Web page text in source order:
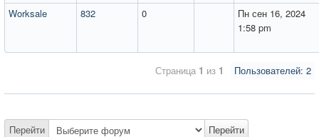
Worksale 832 0
Пн сен 16, 2024
1:58 pm
Пользователей: 2
Страница 1 из 1
Перейти Перейти